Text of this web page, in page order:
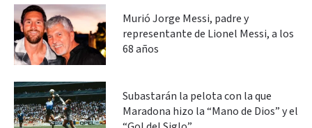
Murió Jorge Messi, padre y
representante de Lionel Messi, a los
68 años
Subastarán la pelota con la que
Maradona hizo la “Mano de Dios” y el